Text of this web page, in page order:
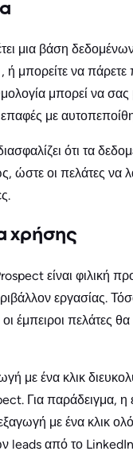
μια βάση
, ή μπορείτε να πάρετε
μπορεί να σας
με
ότι τα
ώστε οι πελάτες να
χρήσης
είναι φιλική
εργασίας.
έμπειροι πελάτες θα
με ένα κλικ
Για παράδειγμα, η
με ένα κλικ
leads από το